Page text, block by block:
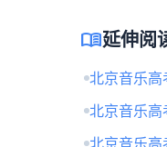
menu_book延伸阅
北京音乐
北京音乐